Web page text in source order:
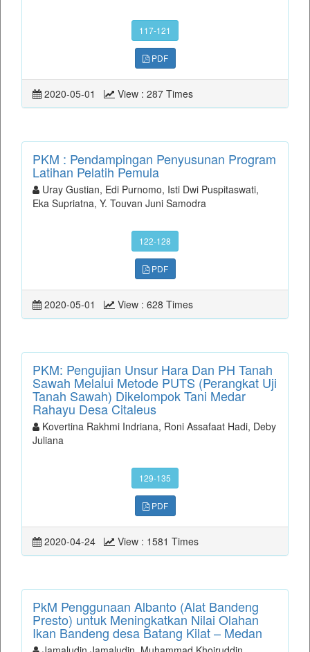
117-121
PDF
2020-05-01 View : 287 Times
PKM : Pendampingan Penyusunan Program
Latihan Pelatih Pemula
Uray Gustian, Edi Purnomo, Isti Dwi Puspitaswati,
Eka Supriatna, Y. Touvan Juni Samodra
122-128
PDF
2020-05-01 View : 628 Times
PKM: Pengujian Unsur Hara Dan PH Tanah
Sawah Melalui Metode PUTS (Perangkat Uji
Tanah Sawah) Dikelompok Tani Medar
Rahayu Desa Citaleus
Kovertina Rakhmi Indriana, Roni Assafaat Hadi, Deby
Juliana
129-135
PDF
2020-04-24 View : 1581 Times
PkM Penggunaan Albanto (Alat Bandeng
Presto) untuk Meningkatkan Nilai Olahan
Ikan Bandeng desa Batang Kilat – Medan